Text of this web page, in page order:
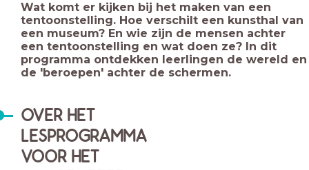
Wat komt er kijken bij het maken van een
tentoonstelling. Hoe verschilt een kunsthal van
een museum? En wie zijn de mensen achter
een tentoonstelling en wat doen ze? In dit
programma ontdekken leerlingen de wereld en
de 'beroepen' achter de schermen.
OVER HET
LESPROGRAMMA
VOOR HET